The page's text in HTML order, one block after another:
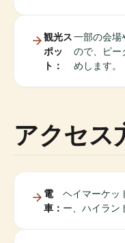
観光ス
ポッ
ト：
一部の会場
ので、ピー
めします。
アクセス
電
車：
ヘイマーケッ
ー、ハイラン